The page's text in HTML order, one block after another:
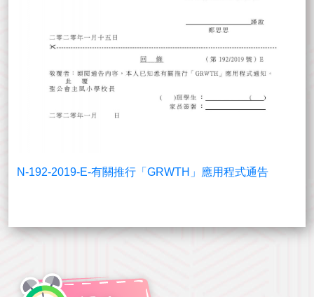
N-192-2019-E-有關推行「GRWTH」應用程式通告